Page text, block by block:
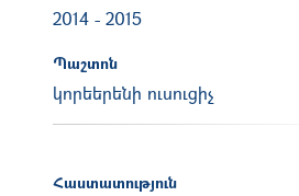
2014 - 2015
Պաշտոն
կորեերենի ուսուցիչ
Հաստատություն